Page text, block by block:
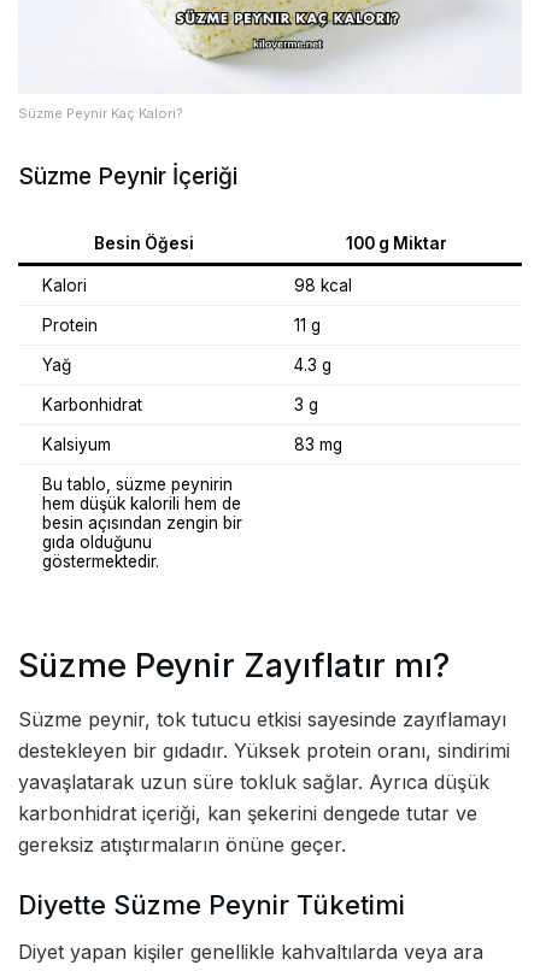
Süzme Peynir Kaç Kalori?
Süzme Peynir İçeriği
Besin Öğesi 100 g Miktar
Kalori 98 kcal
Protein 11 g
Yağ 4.3 g
Karbonhidrat 3 g
Kalsiyum 83 mg
Bu tablo, süzme peynirin
hem düşük kalorili hem de
besin açısından zengin bir
gıda olduğunu
göstermektedir.
Süzme Peynir Zayıflatır mı?
Süzme peynir, tok tutucu etkisi sayesinde zayıflamayı
destekleyen bir gıdadır. Yüksek protein oranı, sindirimi
yavaşlatarak uzun süre tokluk sağlar. Ayrıca düşük
karbonhidrat içeriği, kan şekerini dengede tutar ve
gereksiz atıştırmaların önüne geçer.
Diyette Süzme Peynir Tüketimi
Diyet yapan kişiler genellikle kahvaltılarda veya ara